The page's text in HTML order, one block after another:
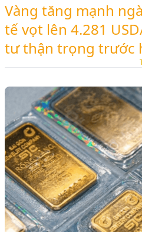
Vàng tăng mạnh
tế vọt lên 4.281
tư thận trọng trước